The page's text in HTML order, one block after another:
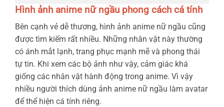
Hình ảnh anime nữ ngầu phong cách cá tính
Bên cạnh vẻ dễ thương, hình ảnh anime nữ ngầu cũng
được tìm kiếm rất nhiều. Những nhân vật này thường
có ánh mắt lạnh, trang phục mạnh mẽ và phong thái
tự tin. Khi xem các bộ ảnh như vậy, cảm giác khá
giống các nhân vật hành động trong anime. Vì vậy
nhiều người thích dùng ảnh anime nữ ngầu làm avatar
để thể hiện cá tính riêng.